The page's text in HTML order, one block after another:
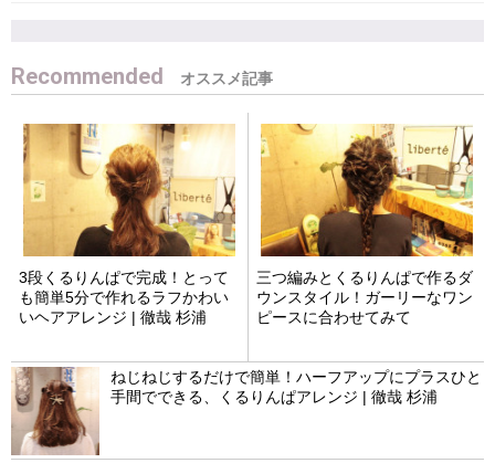
Recommended
3段くるりんぱで完成！とって
も簡単5分で作れるラフかわい
いヘアアレンジ | 徹哉 杉浦
三つ編みとくるりんぱで作るダ
ウンスタイル！ガーリーなワン
ピースに合わせてみて
ねじねじするだけで簡単！ハーフアップにプラスひと
手間でできる、くるりんぱアレンジ | 徹哉 杉浦